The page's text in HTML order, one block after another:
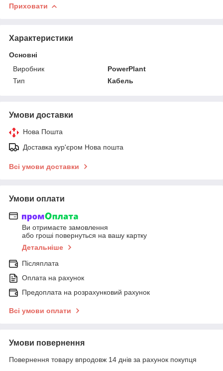
Приховати
Характеристики
Основні
Виробник
PowerPlant
Тип
Кабель
Умови доставки
Нова Пошта
Доставка кур'єром Нова пошта
Всі умови доставки
Умови оплати
Ви отримаєте замовлення
або гроші повернуться на вашу картку
Детальніше
Післяплата
Оплата на рахунок
Предоплата на розрахунковий рахунок
Всі умови оплати
Умови повернення
Повернення товару впродовж 14 днів за рахунок покупця